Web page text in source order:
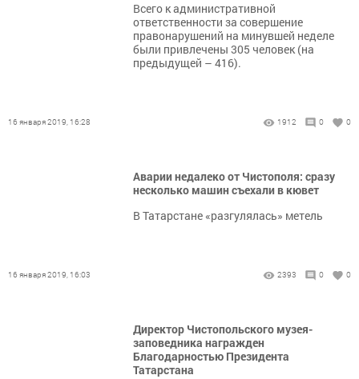
Всего к административной
ответственности за совершение
правонарушений на минувшей неделе
были привлечены 305 человек (на
предыдущей – 416).
16 января 2019, 16:28 1912 0 0
Аварии недалеко от Чистополя: сразу
несколько машин съехали в кювет
В Татарстане «разгулялась» метель
16 января 2019, 16:03 2393 0 0
Директор Чистопольского музея-
заповедника награжден
Благодарностью Президента
Татарстана